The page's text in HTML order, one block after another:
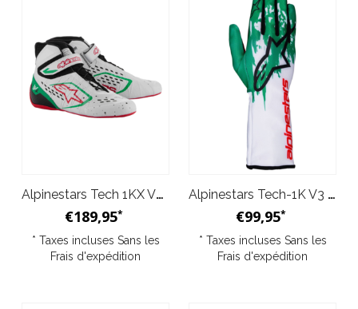
Alpinestars Tech 1KX V3 Chaussures Blanc Vert
€189,95*
* Taxes incluses Sans les
Frais d'expédition
Alpinestars Tech-1K V3 Gants Blanc/Vert
€99,95*
* Taxes incluses Sans les
Frais d'expédition